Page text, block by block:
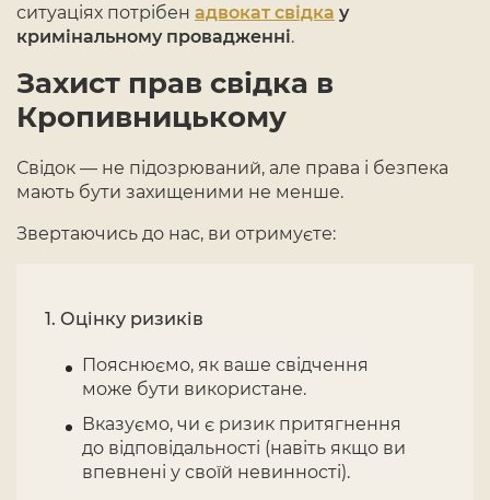
ситуаціях потрібен адвокат свідка у
кримінальному провадженні.
Захист прав свідка в
Кропивницькому
Свідок — не підозрюваний, але права і безпека
мають бути захищеними не менше.
Звертаючись до нас, ви отримуєте:
Оцінку ризиків
Пояснюємо, як ваше свідчення
може бути використане.
Вказуємо, чи є ризик притягнення
до відповідальності (навіть якщо ви
впевнені у своїй невинності).